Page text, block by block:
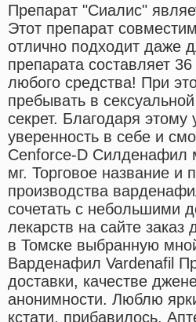
Препарат "Сиалис"
Этот препарат
отлично подходит даже
препарата составляет
любого средства! При
пребывать в
секрет. Благодаря
уверенность в себе и
Cenforce-D Силденафил
мг. Торговое название и
производства
сочетать с небольшими
лекарств на сайте
в Томске выбранную
Варденафил Vardenafil
доставки, качестве
анонимности. Люблю
кстати, прибавилось.